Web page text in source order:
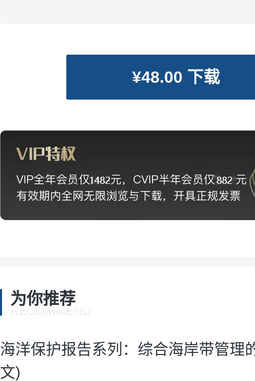
¥48.00 下载
为你推荐
RECOMMEND
海洋保护报告系列：综合海岸带管理
文)